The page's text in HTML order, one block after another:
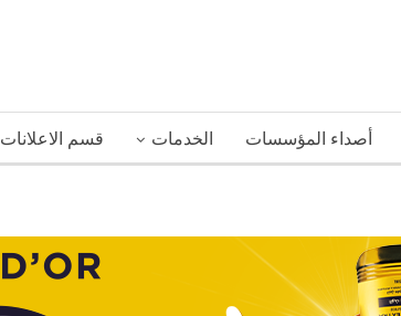
أصداء المؤسسات الخدمات قسم الاعلانات